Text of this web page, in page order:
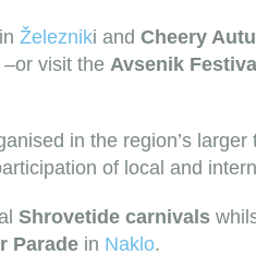
in Železniki and Cheery
–or visit the Avsenik Festival
in the region’s
of local and
Shrovetide carnivals
Parade in Naklo.